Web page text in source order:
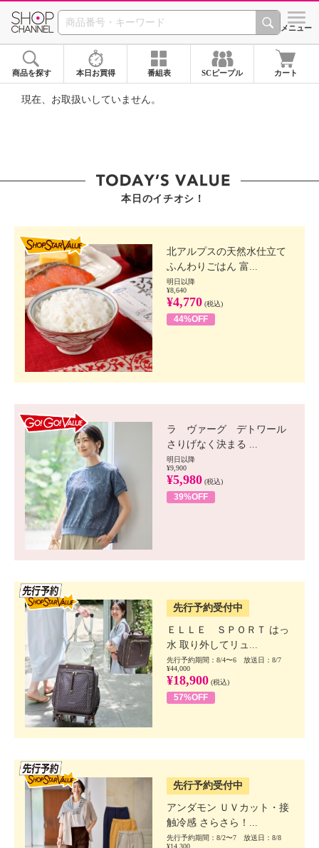
SHOP CHANNEL ショッ
メニュー
商品を探す 本日お買得 番組表 SCピープル カート
現在、お取扱いしていません。
本日のイチオシ！
北アルプスの天然水仕立て
ふんわりごはん 富...
明日以降
¥8,640
¥4,770 (税込)
44%OFF
ラ ヴァーグ デトワール
さりげなく決まる ...
明日以降
¥9,900
¥5,980 (税込)
39%OFF
先行予約受付中
ＥＬＬＥ ＳＰＯＲＴ はっ
水 取り外してリュ...
先行予約期間：8/4〜6 放送日：8/7
¥44,000
¥18,900 (税込)
57%OFF
先行予約受付中
アンダモン ＵＶカット・接
触冷感 さらさら！...
先行予約期間：8/2〜7 放送日：8/8
¥14,300